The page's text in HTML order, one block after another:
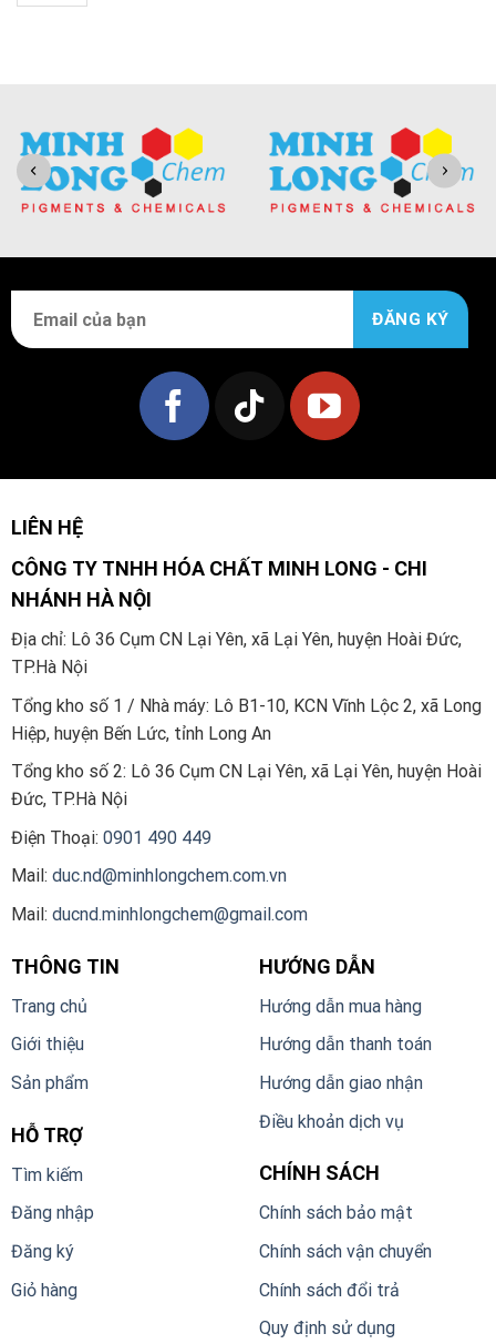
LIÊN HỆ
CÔNG TY TNHH HÓA CHẤT MINH LONG - CHI
NHÁNH HÀ NỘI
Địa chỉ: Lô 36 Cụm CN Lại Yên, xã Lại Yên, huyện Hoài Đức,
TP.Hà Nội
Tổng kho số 1 / Nhà máy: Lô B1-10, KCN Vĩnh Lộc 2, xã Long
Hiệp, huyện Bến Lức, tỉnh Long An
Tổng kho số 2: Lô 36 Cụm CN Lại Yên, xã Lại Yên, huyện Hoài
Đức, TP.Hà Nội
Điện Thoại: 0901 490 449
Mail: duc.nd@minhlongchem.com.vn
Mail: ducnd.minhlongchem@gmail.com
THÔNG TIN
Trang chủ
Giới thiệu
Sản phẩm
HỖ TRỢ
Tìm kiếm
Đăng nhập
Đăng ký
Giỏ hàng
HƯỚNG DẪN
Hướng dẫn mua hàng
Hướng dẫn thanh toán
Hướng dẫn giao nhận
Điều khoản dịch vụ
CHÍNH SÁCH
Chính sách bảo mật
Chính sách vận chuyển
Chính sách đổi trả
Quy định sử dụng